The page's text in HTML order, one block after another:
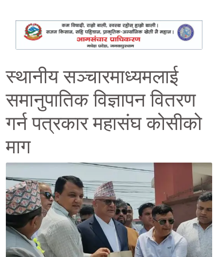
स्थानीय सञ्चारमाध्यमलाई
समानुपातिक विज्ञापन वितरण
गर्न पत्रकार महासंघ कोसीको
माग